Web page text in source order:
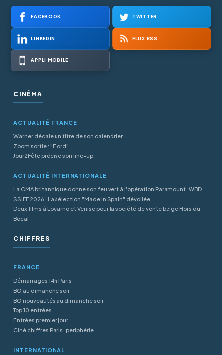
FACEBOOK TWITTER
LINKEDIN FLUX RSS
APPLI MOBILE
CINÉMA
ACTUALITÉ FRANCE
Warner décale un titre de son calendrier
Zoom sortie : "Fjord"
Jour2Fête précise son line-up
ACTUALITÉ INTERNATIONALE
La CMA britannique donne son feu vert à l'opération Paramount-WBD
SSIFF 2026 : La sélection "Made in Spain" dévoilée
Deux films à Locarno et Venise pour la société de vente belge Hors du
Bocal
CHIFFRES
FRANCE
Démarrages 14h Paris
BO au dimanche soir
BO nouveautés au dimanche soir
Top 10 entrées
Entrées premier jour
Ciné chiffres Paris-periphérie
INTERNATIONAL